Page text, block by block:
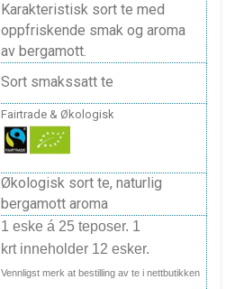
Karakteristisk sort te med
oppfriskende smak og aroma
av bergamott.
Sort smakssatt te
Fairtrade & Økologisk
Økologisk sort te, naturlig
bergamott aroma
1 eske á 25 teposer. 1
krt inneholder 12 esker.
Vennligst merk at bestilling av te i nettbutikken